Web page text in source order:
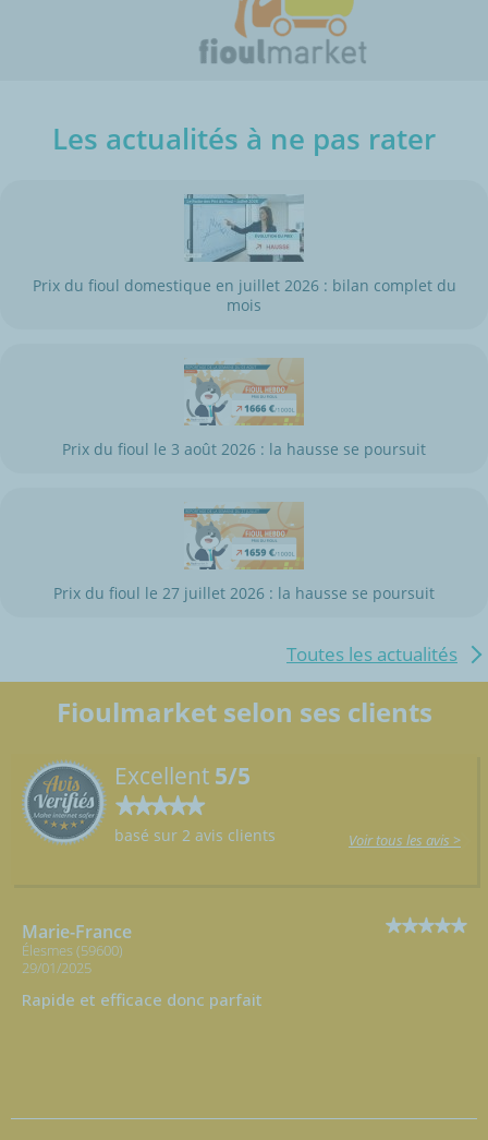
Les actualités à ne pas rater
Prix du fioul domestique en juillet 2026 : bilan complet du
mois
Prix du fioul le 3 août 2026 : la hausse se poursuit
Prix du fioul le 27 juillet 2026 : la hausse se poursuit
Toutes les actualités
Fioulmarket selon ses clients
Excellent 5/5
basé sur 2 avis clients Voir tous les avis >
Marie-France
Élesmes (59600)
29/01/2025
Rapide et efficace donc parfait